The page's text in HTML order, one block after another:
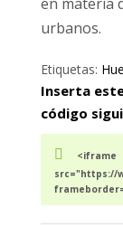
urbanos.
Etiquetas:
Inserta
código
<iframe
src="https://